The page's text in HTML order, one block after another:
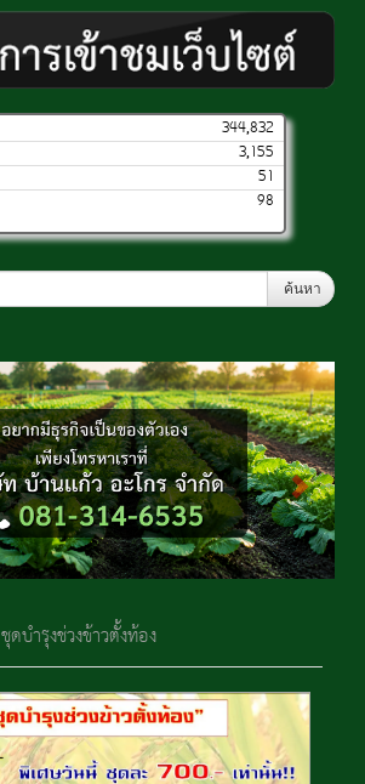
344,832
3,155
51
98
ค้นหา
ชุดบำรุงช่วงข้าวตั้งท้อง